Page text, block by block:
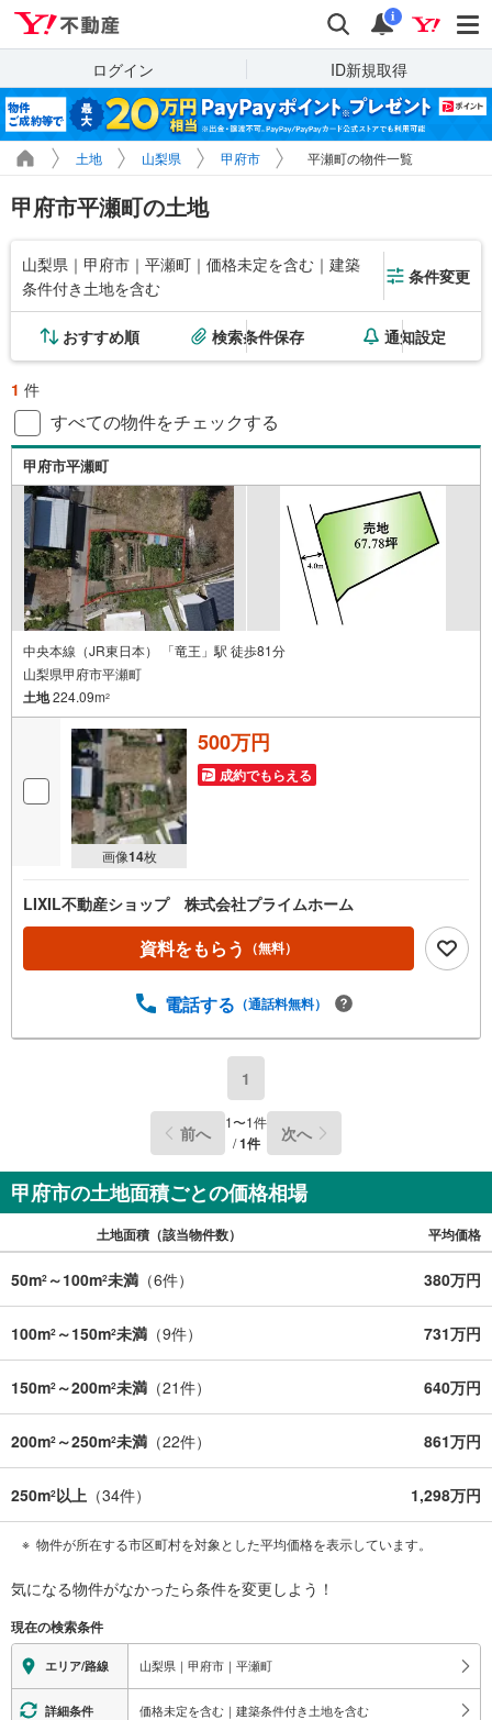
検索 通知
i
ログイン ID新規取得
土地 山梨県 甲府市 平瀬町の物件一覧
甲府市平瀬町の土地
山梨県｜甲府市｜平瀬町｜価格未定を含む｜建築
条件付き土地を含む
条件変更
おすすめ順 検索条件保存 通知設定
1 件
すべての物件をチェックする
甲府市平瀬町
中央本線（JR東日本） 「竜王」駅 徒歩81分
山梨県甲府市平瀬町
土地224.09m2
画像14枚
500万円
成約でもらえる
LIXIL不動産ショップ 株式会社プライムホーム
資料をもらう （無料）
電話する （通話料無料）
1
前へ 1〜1件
/1件 次へ
甲府市の土地面積ごとの価格相場
土地面積（該当物件数） 平均価格
50m2 ～100m2未満 （6件） 380万円
100m2 ～150m2未満 （9件） 731万円
150m2 ～200m2未満 （21件） 640万円
200m2 ～250m2未満 （22件） 861万円
250m2以上 （34件） 1,298万円
物件が所在する市区町村を対象とした平均価格を表示しています。
気になる物件がなかったら条件を変更しよう！
現在の検索条件
エリア/路線 山梨県｜甲府市｜平瀬町
詳細条件 価格未定を含む｜建築条件付き土地を含む